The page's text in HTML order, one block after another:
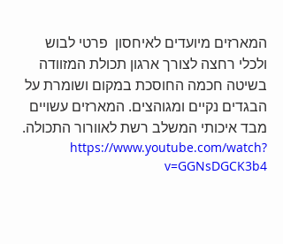
המארזים מיועדים לאיחסון  פרטי לבוש
ולכלי רחצה לצורך ארגון תכולת המזוודה
בשיטה חכמה החוסכת במקום ושומרת על
הבגדים נקיים ומגוהצים. המארזים עשויים
מבד איכותי המשלב רשת לאוורור התכולה.
https://www.youtube.com/watch?
v=GGNsDGCK3b4